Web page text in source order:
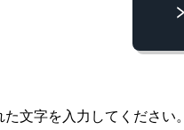
た文字を入力してください。